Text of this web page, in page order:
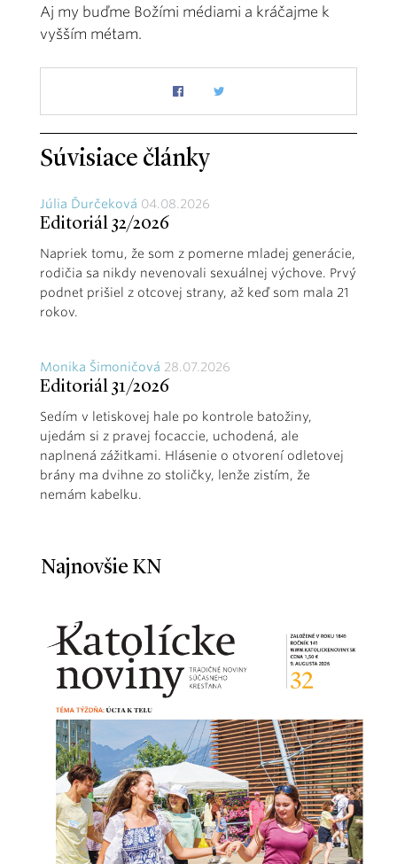
Aj my buďme Božími médiami a kráčajme k
vyšším métam.
Súvisiace články
Júlia Ďurčeková 04.08.2026
Editoriál 32/2026
Napriek tomu, že som z pomerne mladej generácie,
rodičia sa nikdy nevenovali sexuálnej výchove. Prvý
podnet prišiel z otcovej strany, až keď som mala 21
rokov.
Monika Šimoničová 28.07.2026
Editoriál 31/2026
Sedím v letiskovej hale po kontrole batožiny,
ujedám si z pravej focaccie, uchodená, ale
naplnená zážitkami. Hlásenie o otvorení odletovej
brány ma dvihne zo stoličky, lenže zistím, že
nemám kabelku.
Najnovšie KN